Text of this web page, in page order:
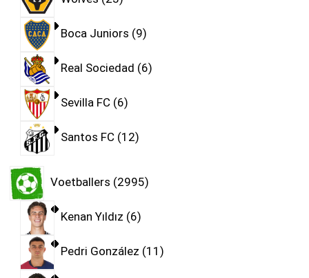
Boca Juniors 9
Real Sociedad 6
Sevilla FC 6
Santos FC 12
Voetballers 2995
Kenan Yıldız 6
Pedri González 11